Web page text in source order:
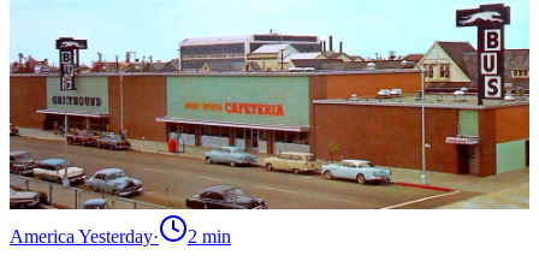
America Yesterday· 2 min